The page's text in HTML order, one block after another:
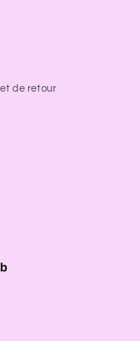
de retour